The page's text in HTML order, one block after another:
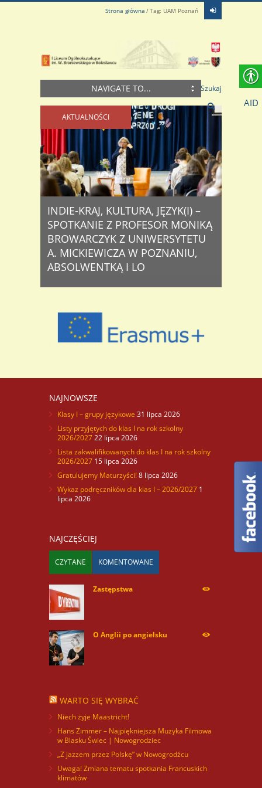
Strona główna Tag: UAM Poznań
NAVIGATE TO... Szukaj
AKTUALNOŚCI
INDIE-KRAJ, KULTURA, JĘZYK(I) –
SPOTKANIE Z PROFESOR MONIKĄ
BROWARCZYK Z UNIWERSYTETU
A. MICKIEWICZA W POZNANIU,
ABSOLWENTKĄ I LO
Uniwersytetu im. A. Mickiewicza w Poznaniu. –
Ostatni raz byłam w szkolnej auli na swoim
egzaminie maturalnym – wyznała nasza gościni,
absolwentka rocznika 1992. Spotkanie, w którym
NAJNOWSZE
Klasy I – grupy językowe 31 lipca 2026
Listy przyjętych do klas I na rok szkolny
2026/202722 lipca 2026
Lista zakwalifikowanych do klas I na rok szkolny
2026/2027 15 lipca 2026
Gratulujemy Maturzyści!8 lipca 2026
Wykaz podręczników dla klas I – 2026/2027 1
lipca 2026
NAJCZĘŚCIEJ
CZYTANE KOMENTOWANE
Zastępstwa
O Anglii po angielsku
WARTO SIĘ WYBRAĆ
Niech żyje Maastricht!
Hans Zimmer – Najpiękniejsza Muzyka Filmowa
w Blasku Świec | Nowogrodziec
„Z jazzem przez Polskę” w Nowogrodźcu
Uwaga! Zmiana tematu spotkania Francuskich
klimatów
AID